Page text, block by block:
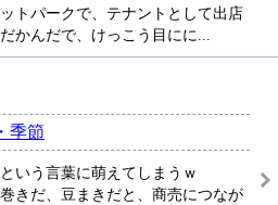
トパークで、テナントとして出店
かんだで、けっこう目にに...
季節
いう言葉に萌えてしまうｗ
きだ、豆まきだと、商売につなが